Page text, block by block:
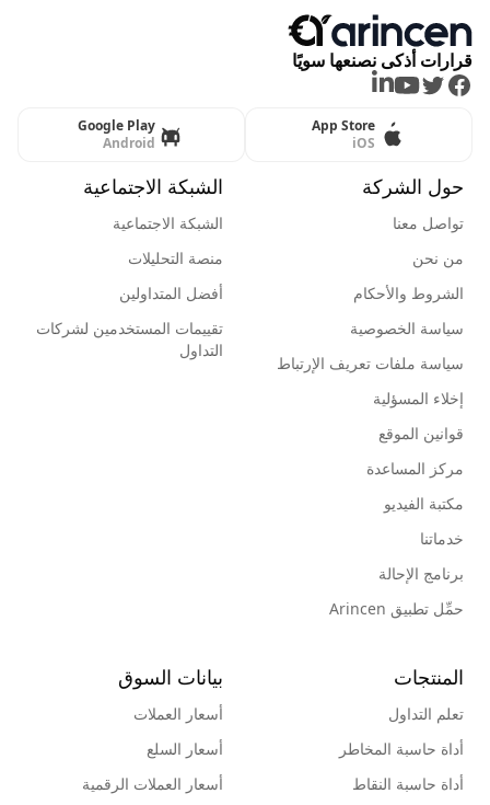
قرارات أذكى نصنعها سويًا
Facebook
Twitter
Youtube
LinkedIn
App Store
iOS
Google Play
Android
حول الشركة
تواصل معنا
من نحن
الشروط والأحكام
سياسة الخصوصية
سياسة ملفات تعريف الإرتباط
إخلاء المسؤلية
قوانين الموقع
مركز المساعدة
مكتبة الفيديو
خدماتنا
برنامج الإحالة
حمِّل تطبيق Arincen
الشبكة الاجتماعية
الشبكة الاجتماعية
منصة التحليلات
أفضل المتداولين
تقييمات المستخدمين لشركات
التداول
المنتجات
تعلم التداول
أداة حاسبة المخاطر
أداة حاسبة النقاط
بيانات السوق
أسعار العملات
أسعار السلع
أسعار العملات الرقمية